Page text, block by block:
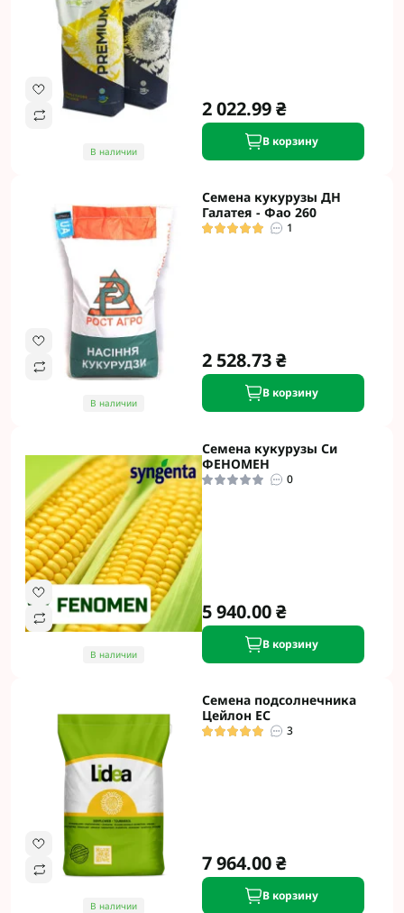
В наличии
2 022.99 ₴
В корзину
В наличии
Семена кукурузы ДН
Галатея - Фао 260
1
2 528.73 ₴
В корзину
В наличии
Семена кукурузы Си
ФЕНОМЕН
0
5 940.00 ₴
В корзину
В наличии
Семена подсолнечника
Цейлон ЕС
3
7 964.00 ₴
В корзину